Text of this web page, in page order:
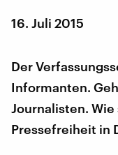
16. Juli 2015
Der
Informanten.
Journalisten.
Pressefreiheit in